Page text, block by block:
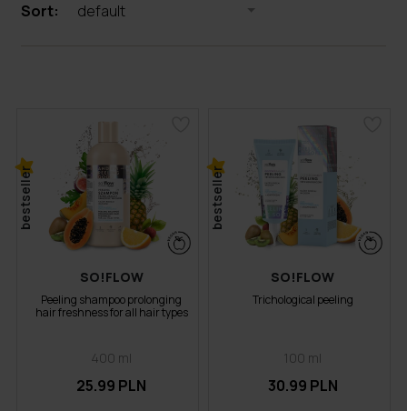
Sort: default
bestseller
SO!FLOW
Peeling shampoo prolonging
hair freshness for all hair types
400 ml
25.99 PLN
bestseller
SO!FLOW
Trichological peeling
100 ml
30.99 PLN